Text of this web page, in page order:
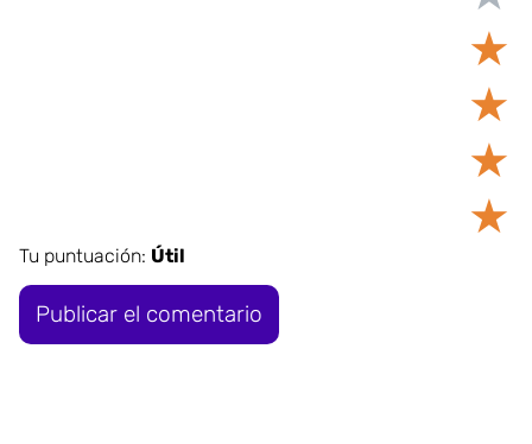
★
★
★
★
Tu puntuación: Útil